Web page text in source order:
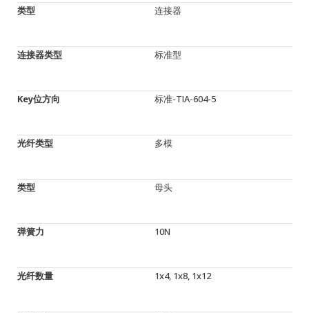
类型 连接器
连接器类型 标准型
Key位方向 标准-TIA-604-5
光纤类型 多模
类型 母头
弹簧力 10N
光纤数量 1x4, 1x8, 1x12